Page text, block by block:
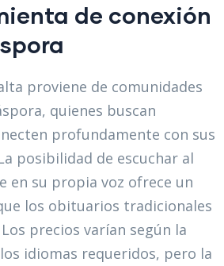
de conexión
proviene de comunidades
quienes buscan
profundamente con sus
posibilidad de escuchar al
en su propia voz ofrece un
los obituarios tradicionales
precios varían según la
idiomas requeridos, pero la